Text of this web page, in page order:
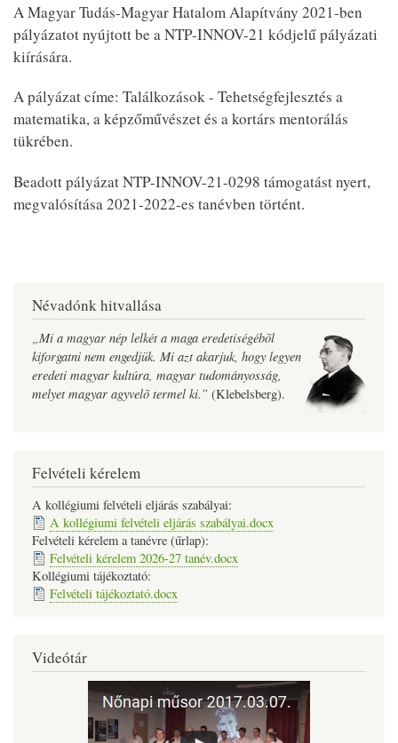
A Magyar Tudás-Magyar Hatalom Alapítvány 2021-ben
pályázatot nyújtott be a NTP-INNOV-21 kódjelű pályázati
kiírására.
A pályázat címe: Találkozások - Tehetségfejlesztés a
matematika, a képzőművészet és a kortárs mentorálás
tükrében.
Beadott pályázat NTP-INNOV-21-0298 támogatást nyert,
megvalósítása 2021-2022-es tanévben történt.
Névadónk hitvallása
„Mi a magyar nép lelkét a maga eredetiségébõl
kiforgatni nem engedjük. Mi azt akarjuk, hogy legyen
eredeti magyar kultúra, magyar tudományosság,
melyet magyar agyvelõ termel ki.” (Klebelsberg).
Felvételi kérelem
A kollégiumi felvételi eljárás szabályai:
A kollégiumi felvételi eljárás szabályai.docx
Felvételi kérelem a tanévre (űrlap):
Felvételi kérelem 2026-27 tanév.docx
Kollégiumi tájékoztató:
Felvételi tájékoztató.docx
Videótár